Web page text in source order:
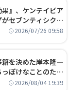
果』、ケンテイビア
セブンティシクサ
2026/07/26 09:58
を決めた岸本隆一
ぽけなことのため
2026/08/04 19:39